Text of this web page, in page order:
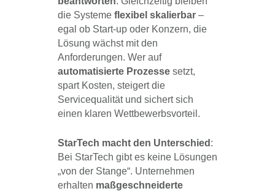
die Systeme flexibel skalierbar –
egal ob Start-up oder Konzern, die
Lösung wächst mit den
Anforderungen. Wer auf
automatisierte Prozesse setzt,
spart Kosten, steigert die
Servicequalität und sichert sich
einen klaren Wettbewerbsvorteil.
StarTech macht den Unterschied :
Bei StarTech gibt es keine Lösungen
„von der Stange“. Unternehmen
erhalten maßgeschneiderte